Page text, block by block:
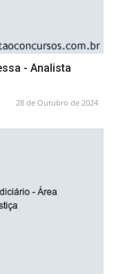
- Analista
28 de Outubro de 2024